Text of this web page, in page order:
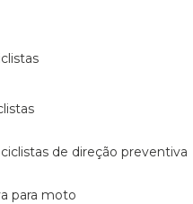
de direção preventiva
para moto